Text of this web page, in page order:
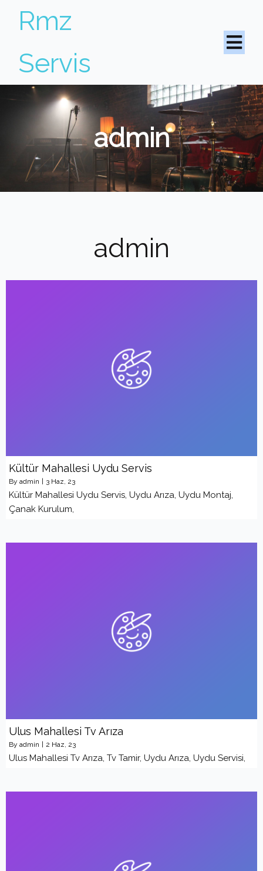
Rmz
Servis
admin
admin
Kültür Mahallesi Uydu Servis
By admin 3 Haz, 23
Kültür Mahallesi Uydu Servis, Uydu Arıza, Uydu Montaj,
Çanak Kurulum,
Ulus Mahallesi Tv Arıza
By admin | 2 Haz, 23
Ulus Mahallesi Tv Arıza, Tv Tamir, Uydu Arıza, Uydu Servisi,